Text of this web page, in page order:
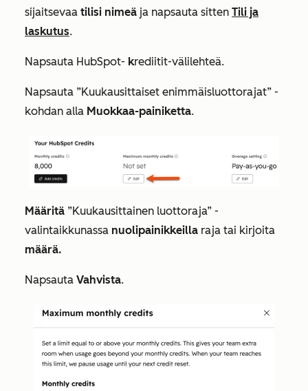
sijaitsevaa tilisi nimeä ja napsauta sitten Tili ja
laskutus.
Napsauta HubSpot- krediitit-välilehteä.
Napsauta ”Kuukausittaiset enimmäisluottorajat” -
kohdan alla Muokkaa-painiketta.
Määritä ”Kuukausittainen luottoraja” -
valintaikkunassa nuolipainikkeilla raja tai kirjoita
määrä.
Napsauta Vahvista.